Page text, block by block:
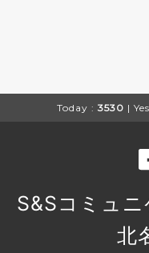
Today : 3530 |
S&Sコミュニ
北